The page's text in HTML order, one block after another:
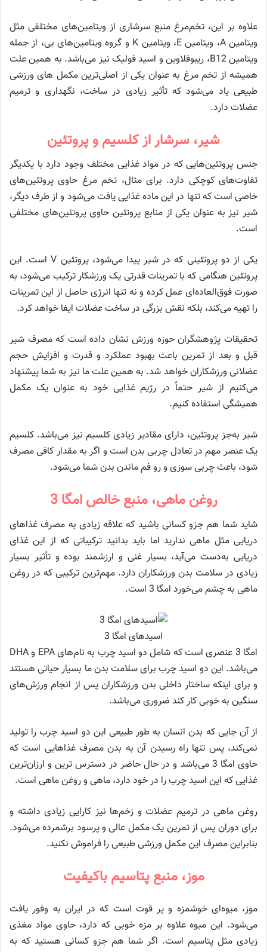
علاوه بر این، تخم‌مرغ منبع سرشاری از ویتامین‌های مختلفی مثل
ویتامین A، ویتامین E، ویتامین K و گروه ویتامین‌های بی، از جمله
ویتامین B12، ریبوفلاوین و اسید فولیک نیز می‌باشد. به همین علت
همیشه از تخم مرغ به عنوان یکی از اصلی‌ترین مکمل های ورزشی
طبیعی یاد می‌شود که تأثیر زیادی در ساخت، نگهداری و ترمیم
عضلات دارد.
شیر، سرشار از کلسیم و پروتئین
جنس پروتئین‌هایی که در مواد غذایی مختلف وجود دارد با یکدیگر
تفاوت‌های کوچکی دارد. برای مثال، تخم مرغ حاوی پروتئین‌های
خاصی است که تنها در این ماده غذایی یافت می‌شود و از طرف دیگر،
شیر نیز به عنوان یکی از منابع پروتئین حاوی پروتئین‌های مختلفی
است.
یکی از دو پروتئینی که در شیر پیدا می‌شود، پروتئین V است. این
پروتئین هنگامی که با تمرینات قدرتی یک ورزشکار ترکیب می‌شود، به
صورت فوق‌العاده‌ای عمل کرده و نه تنها انرژی حاصل از این تمرینات
را تهیه می‌کند، بلکه نقش بزرگی در ساخت عضلات ایفا خواهد کرد.
تحقیقات پژوهشگران حوزه ورزش نشان داده است که مصرف شیر
قبل و بعد از تمرین باعث بهبود عملکرد و قدرت و افزایش حجم
عضلانی ورزشکاران خواهد شد. به همین علت ما نیز به شما پیشنهاد
می‌کنیم از شیر حتماً در رژیم غذایی خود به عنوان یک مکمل
همیشگی استفاده کنیم.
شیر به‌جز پروتئین، دارای مقادیر زیادی کلسیم نیز می‌باشد. کلسیم
یک عنصر مهم در تعادل چربی بدن است و اگر به مقدار کافی مصرف
شود، باعث چربی سوزی و رو فم ماندن بدن شما می‌شود.
روغن ماهی، منبع خالص امگا 3
شاید شما هم جزو کسانی باشید که علاقه زیادی به مصرف غذاهای
دریایی مثل ماهی ندارید اما باید بدانید ترکیباتی که از این غذای
دریایی به‌دست می‌آید، بسیار غنی و ارزشمند بوده و تأثیر بسیار
زیادی در سلامت بدن ورزشکاران دارد. مهم‌ترین ترکیبی که در روغن
ماهی به چشم می‌خورد امگا 3 است.
اسیدهای امگا 3
امگا 3 عنصری است که شامل دو اسید چرب به نام‌های EPA و DHA
می‌باشد. این دو اسید چرب برای سلامت بدن ما بسیار حیاتی هستند
و برای اینکه ساختار داخلی بدن ورزشکاران پس از انجام ورزش‌های
سنگین به خوبی کار کند ضروری می‌باشد.
از آن جایی که بدن انسان به طور طبیعی این دو اسید چرب را تولید
نمی‌کند، پس تنها راه رسیدن آن به بدن مصرف غذاهایی است که
حاوی امگا 3 می‌باشد و در حال حاضر در دسترس ترین و ارزان‌ترین
غذایی که این اسید چرب را در خود دارد، ماهی و روغن ماهی است.
روغن ماهی در ترمیم عضلات و زخم‌ها نیز کارایی زیادی داشته و
برای دوران پس از تمرین یک مکمل عالی و پرسود برشمرده می‌شود.
بنابراین مصرف این مکمل ورزشی طبیعی را فراموش نکنید.
موز، منبع پتاسیم باکیفیت
موز، میوه‌ای خوشمزه و پر قوت است که در ایران به وفور یافت
می‌شود. این میوه علاوه بر مزه خوبی که دارد، حاوی مواد مغذی
زیادی مثل پتاسیم است. اگر شما هم جزو کسانی هستید که به